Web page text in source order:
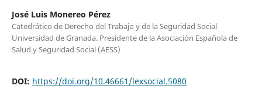
José Luis Monereo Pérez
Catedrático de Derecho del Trabajo y de la Seguridad Social
Universidad de Granada. Presidente de la Asociación Española de
Salud y Seguridad Social (AESS)
DOI: https://doi.org/10.46661/lexsocial.5080